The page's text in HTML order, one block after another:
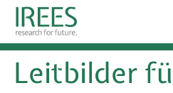
Zum
Inhalt
springen
ÜBER UNS
Leitbilder